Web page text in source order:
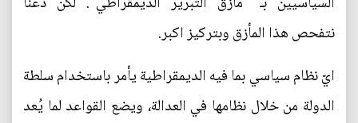
نتفحص هذا المأزق وبتركيز اكبر.
ايّ نظام سياسي بما فيه الديمقراطية يأمر باستخدام سلطة
الدولة من خلال نظامها في العدالة، ويضع القواعد لما يُعد